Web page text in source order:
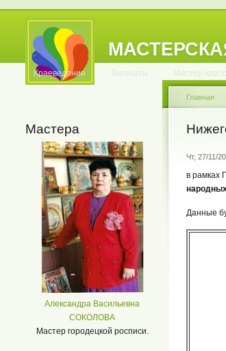
. . . . . . . .
Краеведение Эксперты Мастер-
Мастера
Александра Васильевна
СОКОЛОВА
Мастер городецкой росписи.
Главная
Чт, 27/11/
в рамках
Данные